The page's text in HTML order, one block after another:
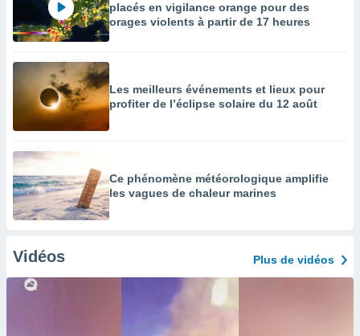
placés en vigilance orange pour des
orages violents à partir de 17 heures
Les meilleurs événements et lieux pour
profiter de l’éclipse solaire du 12 août
Ce phénomène météorologique amplifie
les vagues de chaleur marines
Vidéos Plus de vidéos